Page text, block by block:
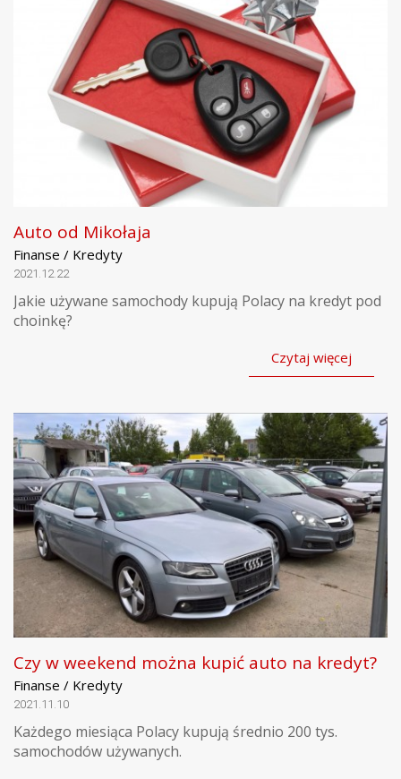
Auto od Mikołaja
Finanse / Kredyty
2021.12.22
Jakie używane samochody kupują Polacy na kredyt pod
choinkę?
Czytaj więcej
Czy w weekend można kupić auto na kredyt?
Finanse / Kredyty
2021.11.10
Każdego miesiąca Polacy kupują średnio 200 tys.
samochodów używanych.